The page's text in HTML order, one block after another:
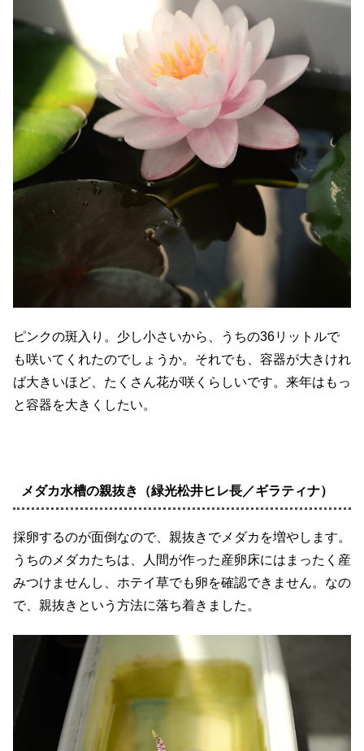
ピンクの斑入り。少し小さいから、うちの36リットルで
も咲いてくれたのでしょうか。それでも、容器が大きけれ
ば大きいほど、たくさん花が咲くらしいです。来年はもっ
と容器を大きくしたい。
メダカ水槽の親抜き（緑光松井ヒレ長／ギラティナ）
採卵するのが面倒なので、親抜きでメダカを増やします。
うちのメダカたちは、人間が作った産卵床にはまったく産
みつけませんし、ホテイ草でも卵を確認できません。なの
で、親抜きという方法に落ち着きました。